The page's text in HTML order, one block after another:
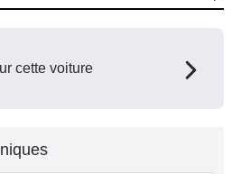
cette voiture